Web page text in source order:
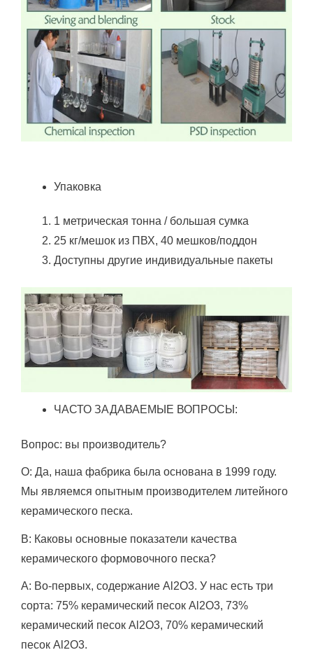
Упаковка
1 метрическая тонна / большая сумка
25 кг/мешок из ПВХ, 40 мешков/поддон
Доступны другие индивидуальные пакеты
ЧАСТО ЗАДАВАЕМЫЕ ВОПРОСЫ:
Вопрос: вы производитель?
О: Да, наша фабрика была основана в 1999 году.
Мы являемся опытным производителем литейного
керамического песка.
В: Каковы основные показатели качества
керамического формовочного песка?
A: Во-первых, содержание Al2O3. У нас есть три
сорта: 75% керамический песок Al2O3, 73%
керамический песок Al2O3, 70% керамический
песок Al2O3.